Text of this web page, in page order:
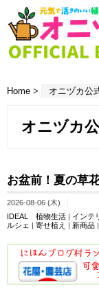
Home > オニヅカ公
オニヅカ
お盆前！夏の草
2026-08-06 (木)
IDEAL 植物生活 | インテ
ルシェ | 寄せ植え | 新商品 |